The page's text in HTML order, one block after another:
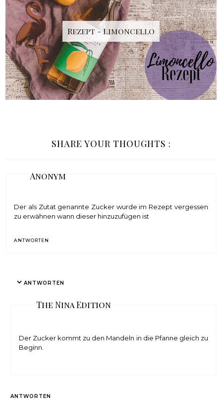
Rezept - Limoncello
SHARE YOUR THOUGHTS :
Anonym
Der als Zutat genannte Zucker wurde im Rezept vergessen
zu erwähnen wann dieser hinzuzufügen ist
ANTWORTEN
ANTWORTEN
The Nina Edition
Der Zucker kommt zu den Mandeln in die Pfanne gleich zu
Beginn.
ANTWORTEN